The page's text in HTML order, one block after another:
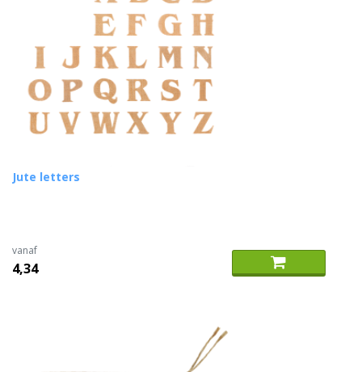
Jute letters
vanaf
4,34